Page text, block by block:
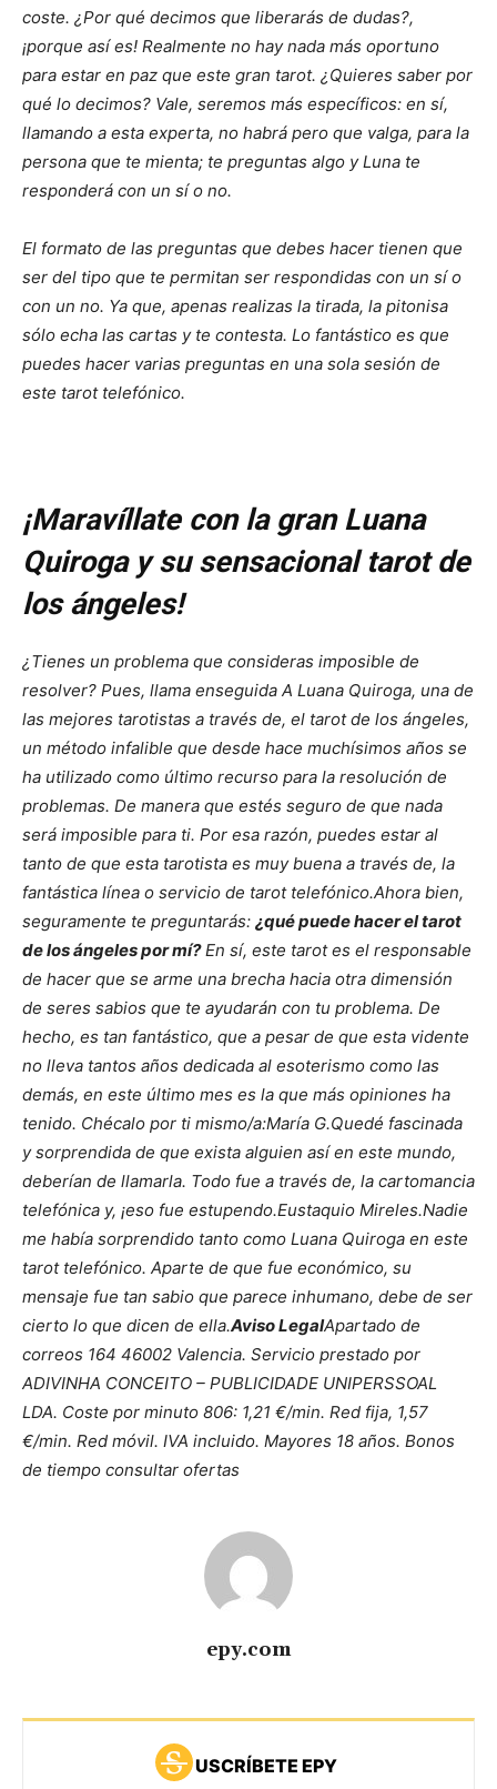
coste. ¿Por qué decimos que liberarás de dudas?,
¡porque así es! Realmente no hay nada más oportuno
para estar en paz que este gran tarot. ¿Quieres saber por
qué lo decimos? Vale, seremos más específicos: en sí,
llamando a esta experta, no habrá pero que valga, para la
persona que te mienta; te preguntas algo y Luna te
responderá con un sí o no.
El formato de las preguntas que debes hacer tienen que
ser del tipo que te permitan ser respondidas con un sí o
con un no. Ya que, apenas realizas la tirada, la pitonisa
sólo echa las cartas y te contesta. Lo fantástico es que
puedes hacer varias preguntas en una sola sesión de
este tarot telefónico.
¡Maravíllate con la gran Luana
Quiroga y su sensacional tarot de
los ángeles!
¿Tienes un problema que consideras imposible de
resolver? Pues, llama enseguida A Luana Quiroga, una de
las mejores tarotistas a través de, el tarot de los ángeles,
un método infalible que desde hace muchísimos años se
ha utilizado como último recurso para la resolución de
problemas. De manera que estés seguro de que nada
será imposible para ti. Por esa razón, puedes estar al
tanto de que esta tarotista es muy buena a través de, la
fantástica línea o servicio de tarot telefónico.Ahora bien,
seguramente te preguntarás: ¿qué puede hacer el tarot
de los ángeles por mí?En sí, este tarot es el responsable
de hacer que se arme una brecha hacia otra dimensión
de seres sabios que te ayudarán con tu problema. De
hecho, es tan fantástico, que a pesar de que esta vidente
no lleva tantos años dedicada al esoterismo como las
demás, en este último mes es la que más opiniones ha
tenido. Chécalo por ti mismo/a:María G.Quedé fascinada
y sorprendida de que exista alguien así en este mundo,
deberían de llamarla. Todo fue a través de, la cartomancia
telefónica y, ¡eso fue estupendo.Eustaquio Mireles.Nadie
me había sorprendido tanto como Luana Quiroga en este
tarot telefónico. Aparte de que fue económico, su
mensaje fue tan sabio que parece inhumano, debe de ser
cierto lo que dicen de ella.Aviso LegalApartado de
correos 164 46002 Valencia. Servicio prestado por
ADIVINHA CONCEITO – PUBLICIDADE UNIPERSSOAL
LDA. Coste por minuto 806: 1,21 €/min. Red fija, 1,57
€/min. Red móvil. IVA incluido. Mayores 18 años. Bonos
de tiempo consultar ofertas
epy.com
USCRÍBETE EPY